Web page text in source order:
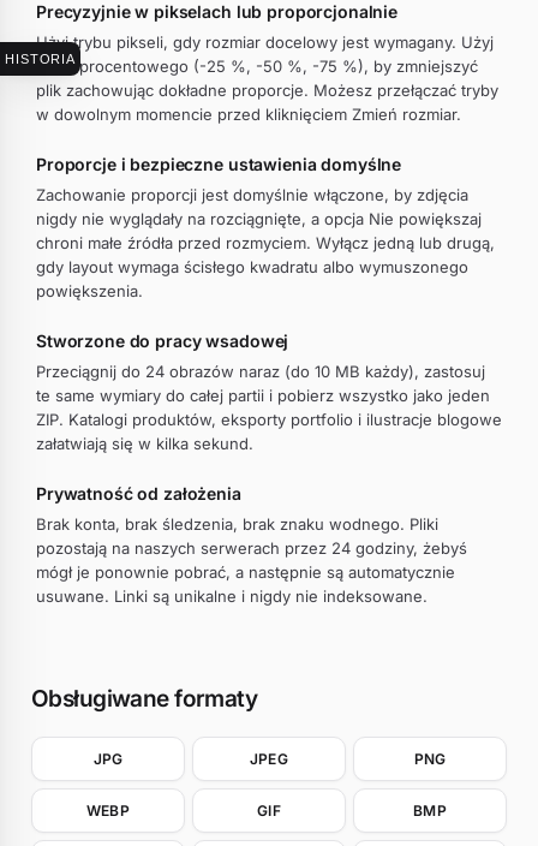
HISTORIA
Precyzyjnie w pikselach lub proporcjonalnie
Użyj trybu pikseli, gdy rozmiar docelowy jest wymagany. Użyj
trybu procentowego (-25 %, -50 %, -75 %), by zmniejszyć
plik zachowując dokładne proporcje. Możesz przełączać tryby
w dowolnym momencie przed kliknięciem Zmień rozmiar.
Proporcje i bezpieczne ustawienia domyślne
Zachowanie proporcji jest domyślnie włączone, by zdjęcia
nigdy nie wyglądały na rozciągnięte, a opcja Nie powiększaj
chroni małe źródła przed rozmyciem. Wyłącz jedną lub drugą,
gdy layout wymaga ścisłego kwadratu albo wymuszonego
powiększenia.
Stworzone do pracy wsadowej
Przeciągnij do 24 obrazów naraz (do 10 MB każdy), zastosuj
te same wymiary do całej partii i pobierz wszystko jako jeden
ZIP. Katalogi produktów, eksporty portfolio i ilustracje blogowe
załatwiają się w kilka sekund.
Prywatność od założenia
Brak konta, brak śledzenia, brak znaku wodnego. Pliki
pozostają na naszych serwerach przez 24 godziny, żebyś
mógł je ponownie pobrać, a następnie są automatycznie
usuwane. Linki są unikalne i nigdy nie indeksowane.
Obsługiwane formaty
JPG JPEG PNG
WEBP GIF BMP